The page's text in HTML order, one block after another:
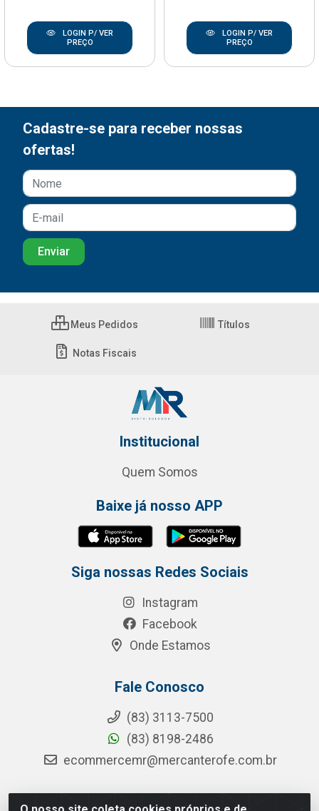
LOGIN P/ VER
PREÇO
LOGIN P/ VER
PREÇO
Cadastre-se para receber nossas
ofertas!
Meus Pedidos Títulos
Notas Fiscais
Institucional
Quem Somos
Baixe já nosso APP
Siga nossas Redes Sociais
Instagram
Facebook
Onde Estamos
Fale Conosco
(83) 3113-7500
(83) 8198-2486
ecommercemr@mercanterofe.com.br